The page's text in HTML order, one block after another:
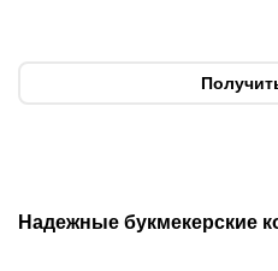
Надежные букмекерские